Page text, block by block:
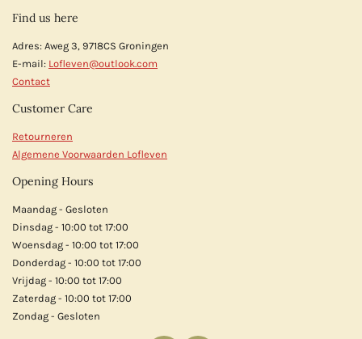
Find us here
Adres: Aweg 3, 9718CS Groningen
E-mail: Lofleven@outlook.com
Contact
Customer Care
Retourneren
Algemene Voorwaarden Lofleven
Opening Hours
Maandag - Gesloten
Dinsdag - 10:00 tot 17:00
Woensdag - 10:00 tot 17:00
Donderdag - 10:00 tot 17:00
Vrijdag - 10:00 tot 17:00
Zaterdag - 10:00 tot 17:00
Zondag - Gesloten